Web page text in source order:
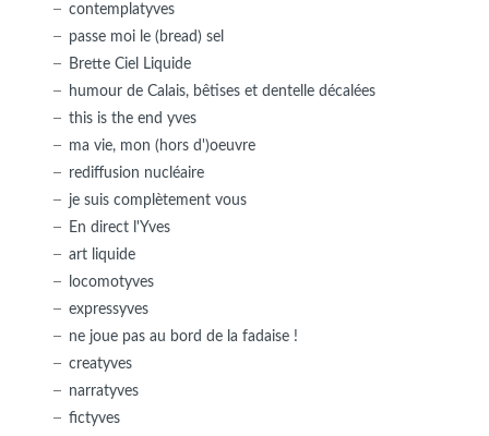
contemplatyves
passe moi le (bread) sel
Brette Ciel Liquide
humour de Calais, bêtises et dentelle décalées
this is the end yves
ma vie, mon (hors d')oeuvre
rediffusion nucléaire
je suis complètement vous
En direct l'Yves
art liquide
locomotyves
expressyves
ne joue pas au bord de la fadaise !
creatyves
narratyves
fictyves